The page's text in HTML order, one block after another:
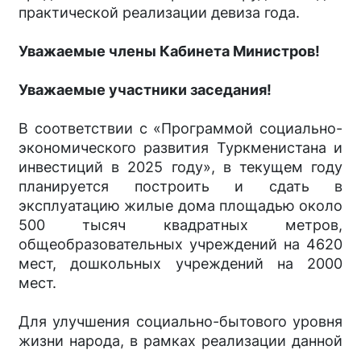
практической реализации девиза года.
Уважаемые члены Кабинета Министров!
Уважаемые участники заседания!
В соответствии с «Программой социально-
экономического развития Туркменистана и
инвестиций в 2025 году», в текущем году
планируется построить и сдать в
эксплуатацию жилые дома площадью около
500 тысяч квадратных метров,
общеобразовательных учреждений на 4620
мест, дошкольных учреждений на 2000
мест.
Для улучшения социально-бытового уровня
жизни народа, в рамках реализации данной